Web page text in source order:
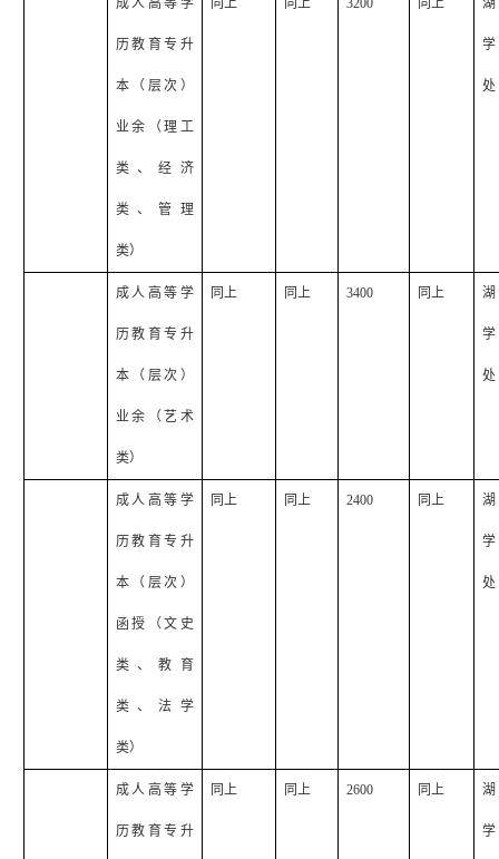
成人高等学
历教育专升
本（层次）
业余（理工
类、经济
类、管理
类）
同上 同上 3200 同上
处
成人高等学
历教育专升
本（层次）
业余（艺术
类）
同上 同上 3400 同上
处
成人高等学
历教育专升
本（层次）
函授（文史
类、教育
类、法学
类）
同上 同上 2400 同上
处
成人高等学
历教育专升
同上 同上 2600 同上